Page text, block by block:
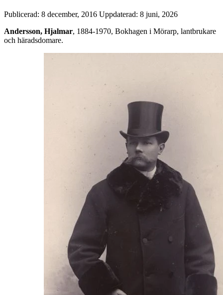
Publicerad: 8 december, 2016 Uppdaterad: 8 juni, 2026
Andersson, Hjalmar, 1884-1970, Bokhagen i Mörarp, lantbrukare
och häradsdomare.